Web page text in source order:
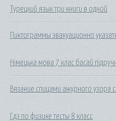
Турецкий язык три книги в одной
Пиктограммы эвакуационно
Німецька мова 7 клас басай
Вязание спицами ажурного узора
Гдз по физике тесты 8 класс